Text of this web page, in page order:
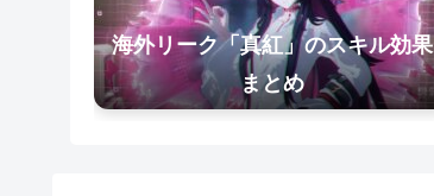
海外リーク「真紅」のスキル効果
まとめ